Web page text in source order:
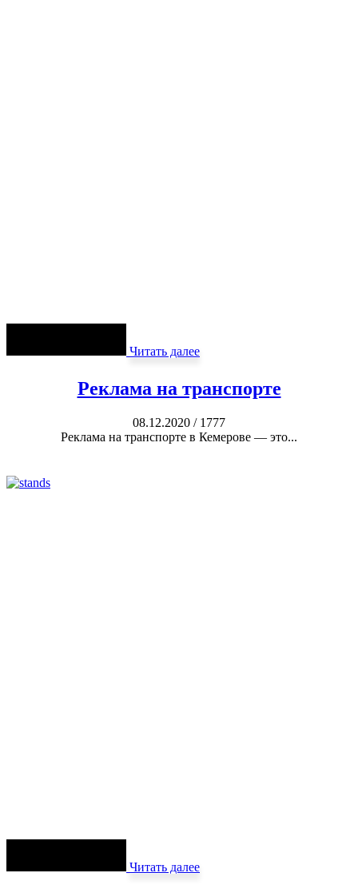
Читать далее
Реклама на транспорте
08.12.2020 / 1777
Реклама на транспорте в Кемерове — это...
Читать далее